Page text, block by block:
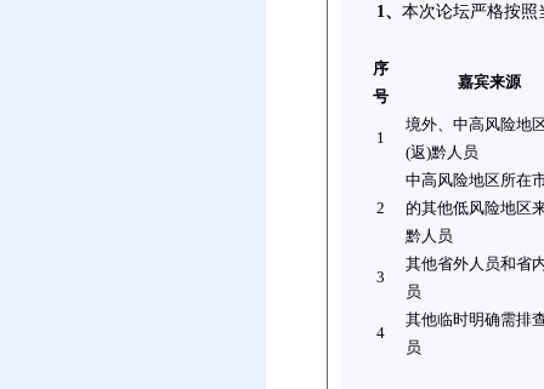
1、 本次论坛严格按照
序
号
嘉宾来源
1
境外、中高风险地
(返)黔人员
2
中高风险地区所在
的其他低风险地区
黔人员
3
其他省外人员和省
员
4
其他临时明确需排
员